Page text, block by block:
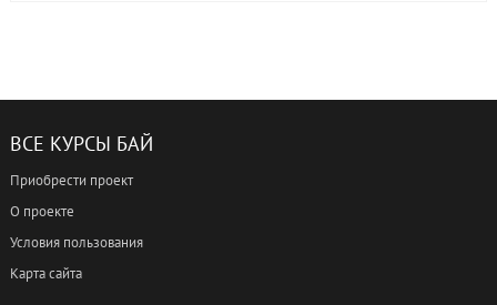
ВСЕ КУРСЫ БАЙ
Приобрести проект
О проекте
Условия пользования
Карта сайта